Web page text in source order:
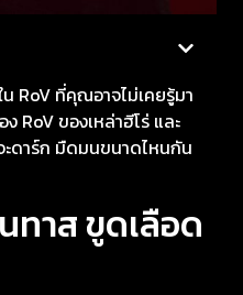
น RoV ที่คุณอาจไม่เคยรู้มา
RoV ของเหล่าฮีโร่ และ
ะดาร์ก มืดมนขนาดไหนกัน
ทาส ขูดเลือด